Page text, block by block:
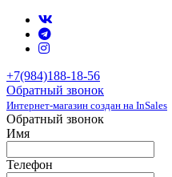
+7(984)188-18-56
Обратный звонок
Интернет-магазин создан на InSales
Обратный звонок
Имя
Телефон